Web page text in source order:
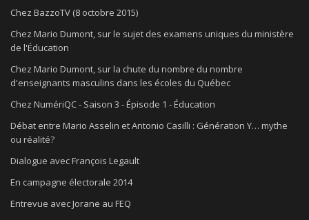
Chez BazzoTV (8 octobre 2015)
Chez Mario Dumont, sur le sujet des examens uniques du ministère
de l'Éducation
Chez Mario Dumont, sur la chute du nombre du nombre
d'enseignants masculins dans les écoles du Québec
Chez NumériQC - Saison 3 - Épisode 1 - Éducation
Débat entre Mario Asselin et Antonio Casilli : Génération Y… mythe
ou réalité?
Dialogue avec François Legault
En campagne électorale 2014
Entrevue avec Jorane au FEQ